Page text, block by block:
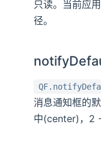
只读。当前应
径。
消息通知框的
中(center)，2